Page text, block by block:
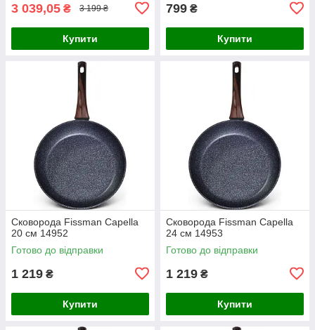
3 039,05 ₴ 3 199 ₴
Купити
799 ₴
Купити
Сковорода Fissman Capella
20 см 14952
Готово до відправки
1 219 ₴
Купити
Сковорода Fissman Capella
24 см 14953
Готово до відправки
1 219 ₴
Купити